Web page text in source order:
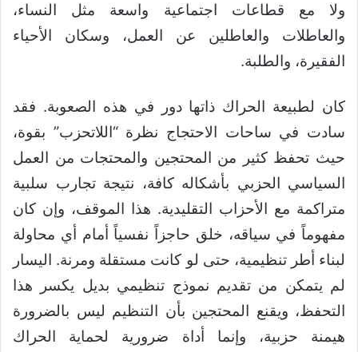
ولا مع قطاعات اجتماعية واسعة مثل النساء،
والعاطلات والعاطلين عن العمل، وسكان الأحياء
الفقيرة، والطلبة.
كان لطبيعة الحراك ذاتها دور في هذه الصعوبة. فقد
سادت في ساحات الاحتجاج نظرة “اللاتحزب” بقوة،
حيث تحفظ كثير من المحتجين والمحتجات من العمل
السياسي الحزبي بأشكاله كافة، نتيجة تجارب سلبية
متراكمة مع الأحزاب التقليدية. هذا الموقف، وإن كان
مفهوماً في سياقه، خلق حاجزاً نفسياً أمام أي محاولة
لبناء أطر تنظيمية، حتى لو كانت مستقلة ومرنة. اليسار
لم يتمكن من تقديم نموذج تنظيمي بديل يكسر هذا
التحفظ، ويقنع المحتجين بأن التنظيم ليس بالضرورة
هيمنة حزبية، وإنما أداة ضرورية لحماية الحراك